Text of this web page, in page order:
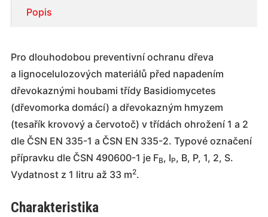
Popis
Pro dlouhodobou preventivní ochranu dřeva
a lignocelulozových materiálů před napadením
dřevokaznými houbami třídy Basidiomycetes
(dřevomorka domácí) a dřevokazným hmyzem
(tesařík krovový a červotoč) v třídách ohrožení 1 a 2
dle ČSN EN 335-1 a ČSN EN 335-2. Typové označení
přípravku dle ČSN 490600-1 je FB, IP, B, P, 1, 2, S.
Vydatnost z 1 litru až 33 m2.
Charakteristika